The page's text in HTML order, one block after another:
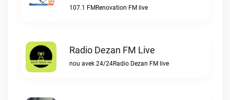
107.1 FMRenovation FM live
Radio Dezan FM Live
nou avek 24/24Radio Dezan FM live